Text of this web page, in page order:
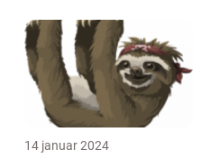
14 januar 2024